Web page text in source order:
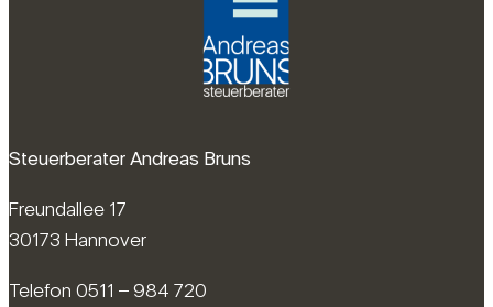
Steuerberater Andreas Bruns
Freundallee 17
30173 Hannover
Telefon 0511 – 984 720